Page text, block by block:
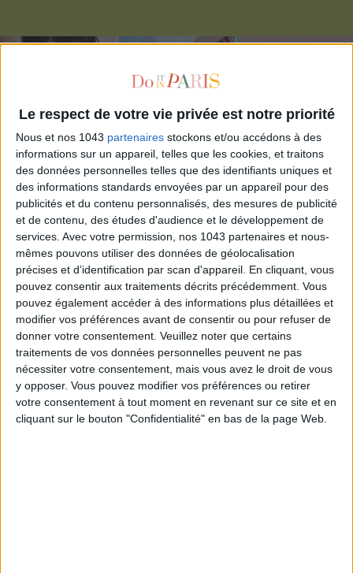
Le respect de votre vie privée est notre priorité
Nous et nos 1043 partenaires stockons et/ou accédons à des
informations sur un appareil, telles que les cookies, et traitons
des données personnelles telles que des identifiants uniques et
des informations standards envoyées par un appareil pour des
publicités et du contenu personnalisés, des mesures de publicité
et de contenu, des études d'audience et le développement de
services. Avec votre permission, nos 1043 partenaires et nous-
mêmes pouvons utiliser des données de géolocalisation
précises et d’identification par scan d'appareil. En cliquant, vous
pouvez consentir aux traitements décrits précédemment. Vous
pouvez également accéder à des informations plus détaillées et
modifier vos préférences avant de consentir ou pour refuser de
donner votre consentement. Veuillez noter que certains
traitements de vos données personnelles peuvent ne pas
nécessiter votre consentement, mais vous avez le droit de vous
y opposer. Vous pouvez modifier vos préférences ou retirer
votre consentement à tout moment en revenant sur ce site et en
cliquant sur le bouton "Confidentialité" en bas de la page Web.
ADOPT PARFUMS IS REVOLUTIONIZING AFFORDABLE MADE-IN-FRANCE
FRAGRANCES
15 IDEAS FOR ENJOYING AUGUST IN PARIS